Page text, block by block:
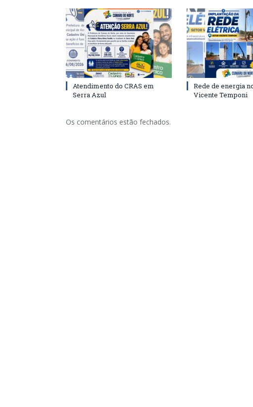
Atendimento do CRAS em
Serra Azul
Rede de energia
Vicente Temponi
Os comentários estão fechados.